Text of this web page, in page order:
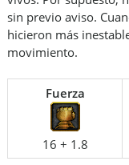
sin previo aviso.
hicieron más
movimiento.
Fuerza
16 + 1.8